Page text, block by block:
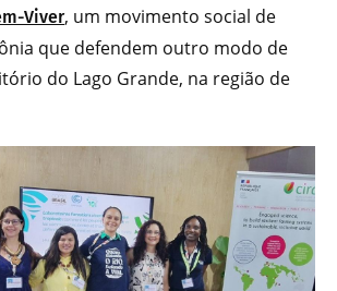
Viver, um movimento social de
que defendem outro modo de
do Lago Grande, na região de